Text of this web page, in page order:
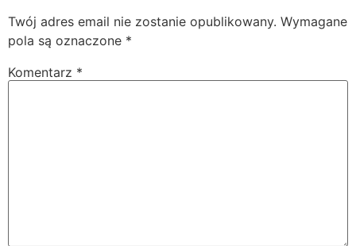
Twój adres email nie zostanie opublikowany. Wymagane
pola są oznaczone *
Komentarz *